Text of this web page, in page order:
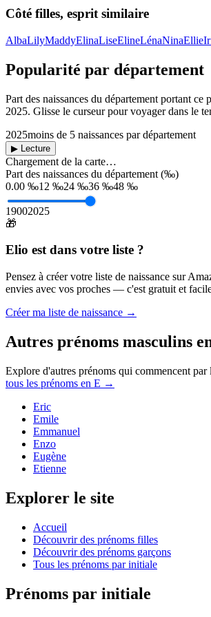
Côté filles, esprit similaire
AlbaLilyMaddyElinaLiseElineLénaNinaEllie
Popularité par département
Part des naissances du département portant ce
2025. Glisse le curseur pour voyager dans le
2025moins de 5 naissances par département
▶ Lecture
Chargement de la carte…
Part des naissances du département (‰)
0.00 ‰12 ‰24 ‰36 ‰48 ‰
19002025
🎁
Elio est dans votre liste ?
Pensez à créer votre liste de naissance sur
envies avec vos proches — c'est gratuit et
Créer ma liste de naissance →
Autres prénoms masculins
Explore d'autres prénoms qui commencent par
tous les prénoms en E →
Eric
Emile
Emmanuel
Enzo
Eugène
Etienne
Explorer le site
Accueil
Découvrir des prénoms filles
Découvrir des prénoms garçons
Tous les prénoms par initiale
Prénoms par initiale